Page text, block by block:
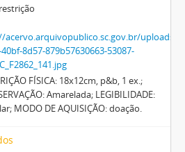
uploads/r/
8d57-879b57630663-53087-
FÍSICA: 18x12cm, p&b, 1 ex.;
Amarelada; LEGIBILIDADE:
MODO DE AQUISIÇÃO: doação.